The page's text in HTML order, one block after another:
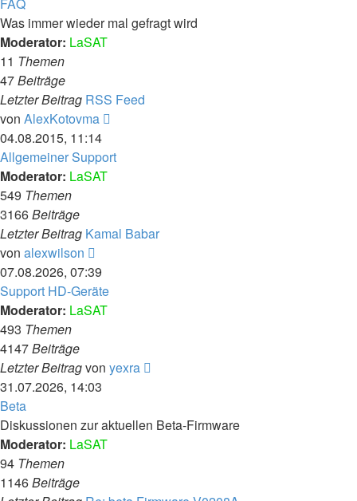
Was immer wieder mal gefragt wird
Moderator: LaSAT
11 Themen
47Beiträge
Letzter Beitrag RSS Feed
von AlexKotovma
04.08.2015, 11:14
Allgemeiner Support
Moderator: LaSAT
549 Themen
3166Beiträge
Letzter Beitrag Kamal Babar
von alexwilson
Beitrag
07.08.2026, 07:39
Support HD-Geräte
Moderator: LaSAT
493 Themen
4147Beiträge
Letzter Beitragvon yexra
31.07.2026, 14:03
Beta
Diskussionen zur aktuellen Beta-Firmware
Moderator: LaSAT
94 Themen
1146Beiträge